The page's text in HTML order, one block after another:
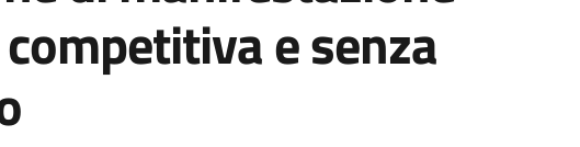
e senza